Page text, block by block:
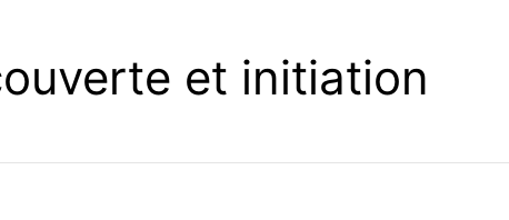
et initiation